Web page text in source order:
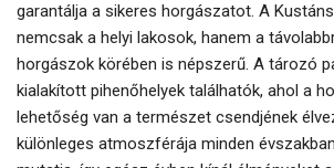
garantálja a sikeres horgászatot. A
nemcsak a helyi lakosok, hanem a
horgászok körében is népszerű. A tározó
kialakított pihenőhelyek találhatók, ahol a
lehetőség van a természet csendjének
különleges atmoszférája minden